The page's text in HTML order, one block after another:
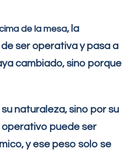
de la mesa, la
ser operativa y pasa a
cambiado, sino porque
naturaleza, sino por su
puede ser
y ese peso solo se